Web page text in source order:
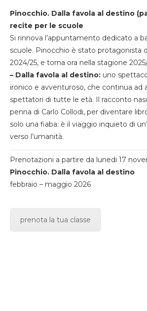
Pinocchio. Dalla favola al destino
recite per le scuole
Si rinnova l’appuntamento dedicato a
scuole. Pinocchio è stato protagonista
2024/25, e torna ora nella stagione
– Dalla favola al destino: uno
ironico e avventuroso, che continua ad
spettatori di tutte le età. Il racconto
penna di Carlo Collodi, per diventare
solo una fiaba: è il viaggio inquieto di
verso l’umanità.
Prenotazioni a partire da lunedi 17
Pinocchio. Dalla favola al destino
febbraio – maggio 2026
prenota la tua classe